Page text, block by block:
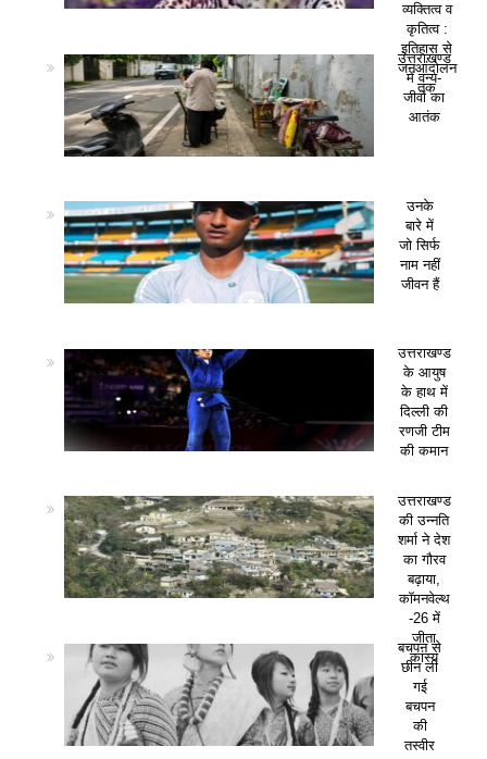
व्यक्तित्व व
कृतित्व :
इतिहास से
जनआंदोलन
तक
उत्तराखण्ड
में वन्य-
जीवों का
आतंक
उनके
बारे में
जो सिर्फ
नाम नहीं
जीवन हैं
उत्तराखण्ड
के आयुष
के हाथ में
दिल्ली की
रणजी टीम
की कमान
उत्तराखण्ड
की उन्नति
शर्मा ने देश
का गौरव
बढ़ाया,
कॉमनवेल्थ
-26 में
जीता
कांस्य
बचपन से
छीन ली
गई
बचपन
की
तस्वीर